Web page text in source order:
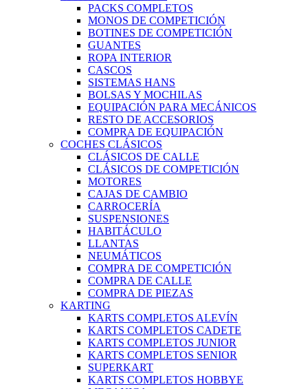
PACKS COMPLETOS
MONOS DE COMPETICIÓN
BOTINES DE COMPETICIÓN
GUANTES
ROPA INTERIOR
CASCOS
SISTEMAS HANS
BOLSAS Y MOCHILAS
EQUIPACIÓN PARA MECÁNICOS
RESTO DE ACCESORIOS
COMPRA DE EQUIPACIÓN
COCHES CLÁSICOS
CLÁSICOS DE CALLE
CLÁSICOS DE COMPETICIÓN
MOTORES
CAJAS DE CAMBIO
CARROCERÍA
SUSPENSIONES
HABITÁCULO
LLANTAS
NEUMÁTICOS
COMPRA DE COMPETICIÓN
COMPRA DE CALLE
COMPRA DE PIEZAS
KARTING
KARTS COMPLETOS ALEVÍN
KARTS COMPLETOS CADETE
KARTS COMPLETOS JUNIOR
KARTS COMPLETOS SENIOR
SUPERKART
KARTS COMPLETOS HOBBYE